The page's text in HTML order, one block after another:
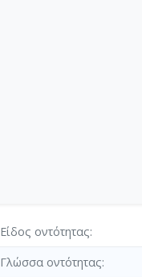
Είδος οντότητας
Γλώσσα οντότητας